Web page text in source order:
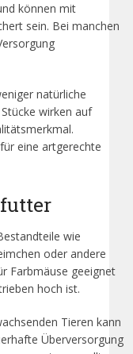
können mit
sein. Bei manchen
natürliche
wirken auf
eine artgerechte
wie
oder andere
Farbmäuse geeignet
hoch ist.
Tieren kann
Überversorgung